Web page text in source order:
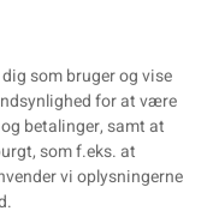
som bruger og vise
for at være
betalinger, samt at
som f.eks. at
vi oplysningerne